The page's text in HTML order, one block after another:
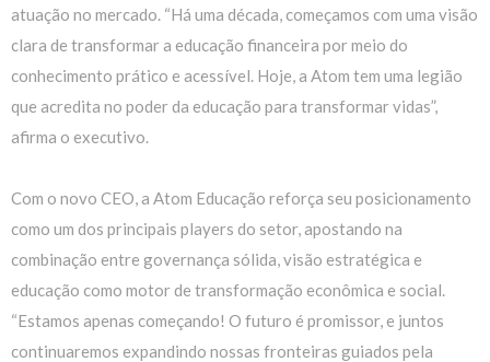
atuação no mercado. “Há uma década, começamos com uma visão
clara de transformar a educação financeira por meio do
conhecimento prático e acessível. Hoje, a Atom tem uma legião
que acredita no poder da educação para transformar vidas”,
afirma o executivo.
Com o novo CEO, a Atom Educação reforça seu posicionamento
como um dos principais players do setor, apostando na
combinação entre governança sólida, visão estratégica e
educação como motor de transformação econômica e social.
“Estamos apenas começando! O futuro é promissor, e juntos
continuaremos expandindo nossas fronteiras guiados pela